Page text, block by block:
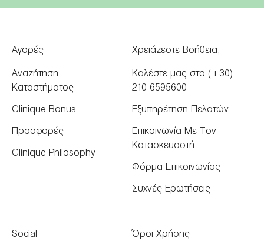
Αγορές
Αναζήτηση
Καταστήματος
Clinique Bonus
Προσφορές
Clinique Philosophy
Χρειάζεστε Βοήθεια;
Καλέστε μας στο (+30)
210 6595600
Εξυπηρέτηση Πελατών
Επικοινωνία Με Τον
Κατασκευαστή
Φόρμα Επικοινωνίας
Συχνές Ερωτήσεις
Social Όροι Χρήσης